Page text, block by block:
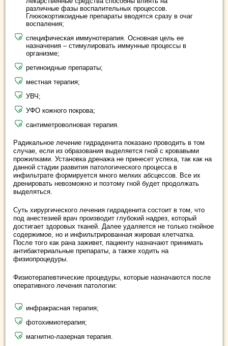
различные фазы воспалительных процессов.
Глюкокортикоидные препараты вводятся сразу в очаг
воспаления;
специфическая иммунотерапия. Основная цель ее
назначения – стимулировать иммунные процессы в
организме;
ретиноидные препараты;
местная терапия;
УВЧ;
УФО кожного покрова;
сантиметроволновая терапия.
Радикальное лечение гидраденита показано проводить в том
случае, если из образования выделяется гной с кровавыми
прожилками. Установка дренажа не принесет успеха, так как на
данной стадии развития патологического процесса в
инфильтрате формируется много мелких абсцессов. Все их
дренировать невозможно и поэтому гной будет продолжать
выделяться.
Суть хирургического лечения гидраденита состоит в том, что
под анестезией врач производит глубокий надрез, который
достигает здоровых тканей. Далее удаляется не только гнойное
содержимое, но и инфильтрированная жировая клетчатка.
После того как рана заживет, пациенту назначают принимать
антибактериальные препараты, а также ходить на
физиопроцедуры.
Физиотерапевтические процедуры, которые назначаются после
оперативного лечения патологии:
инфракрасная терапия;
фотохимиотерапия;
магнитно-лазерная терапия.